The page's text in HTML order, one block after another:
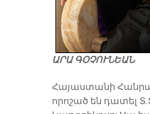
ԱՐԱ ԳՕՉՈՒՆԵԱՆ
​Հայաստանի
որոշած են դատել